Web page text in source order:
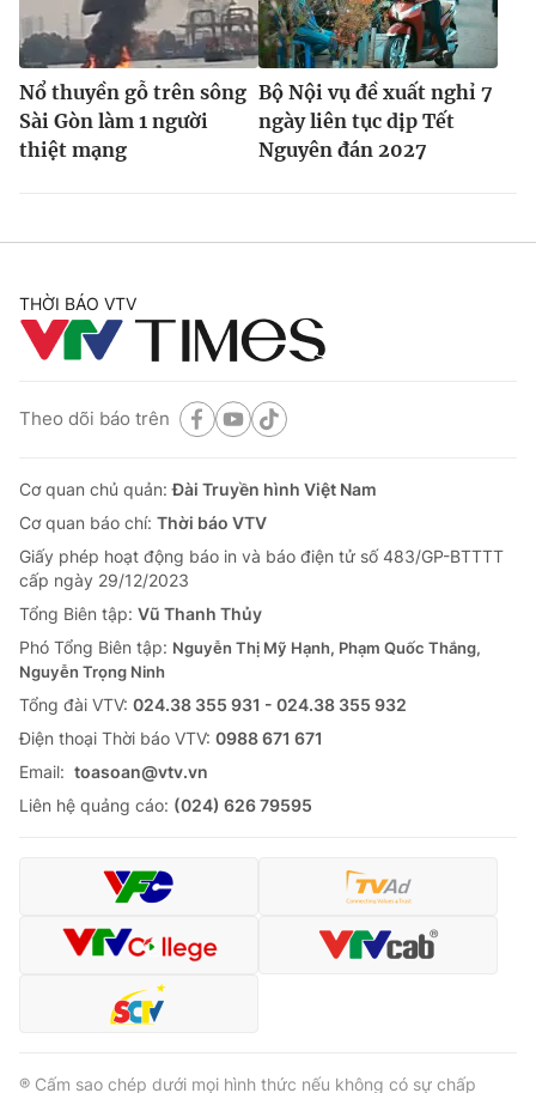
Nổ thuyền gỗ trên sông
Sài Gòn làm 1 người
thiệt mạng
Bộ Nội vụ đề xuất nghỉ 7
ngày liên tục dịp Tết
Nguyên đán 2027
THỜI BÁO VTV
Theo dõi báo trên
Cơ quan chủ quản:Đài Truyền hình Việt Nam
Cơ quan báo chí: Thời báo VTV
Giấy phép hoạt động báo in và báo điện tử số 483/GP-BTTTT
cấp ngày 29/12/2023
Tổng Biên tập: Vũ Thanh Thủy
Phó Tổng Biên tập: Nguyễn Thị Mỹ Hạnh, Phạm Quốc Thắng,
Nguyễn Trọng Ninh
Tổng đài VTV: 024.38 355 931 - 024.38 355 932
Ðiện thoại Thời báo VTV: 0988 671 671
Email: toasoan@vtv.vn
Liên hệ quảng cáo: (024) 626 79595
® Cấm sao chép dưới mọi hình thức nếu không có sự chấp